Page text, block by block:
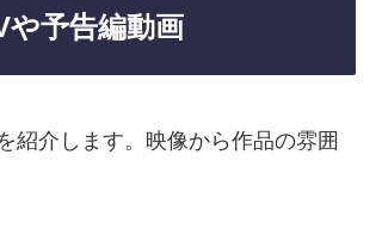
予告編動画
紹介します。映像から作品の雰囲